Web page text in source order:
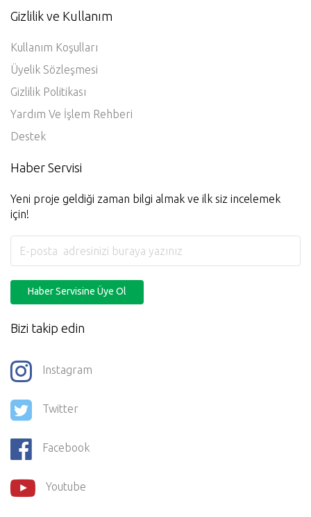
Gizlilik ve Kullanım
Kullanım Koşulları
Üyelik Sözleşmesi
Gizlilik Politikası
Yardım Ve İşlem Rehberi
Destek
Haber Servisi
Yeni proje geldiği zaman bilgi almak ve ilk siz incelemek
için!
Haber Servisine Üye Ol
Bizi takip edin
Instagram
Twitter
Facebook
Youtube